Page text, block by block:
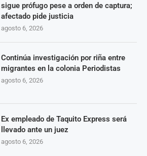
sigue prófugo pese a orden de captura;
afectado pide justicia
agosto 6, 2026
Continúa investigación por riña entre
migrantes en la colonia Periodistas
agosto 6, 2026
Ex empleado de Taquito Express será
llevado ante un juez
agosto 6, 2026